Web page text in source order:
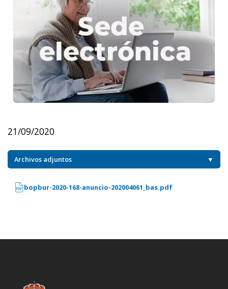
21/09/2020
Archivos adjuntos ▼
bopbur-2020-168-anuncio-202004061_bas.pdf